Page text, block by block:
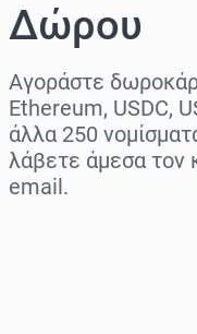
Δώρου
Αγοράστε
Ethereum, USDC,
άλλα 250
λάβετε άμεσα τον
email.